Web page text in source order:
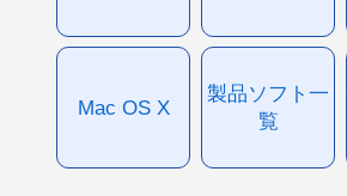
Mac OS X
製品ソフト一
覧